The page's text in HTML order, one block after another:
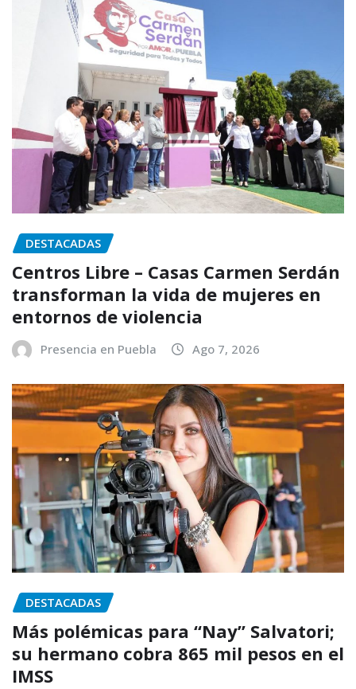
DESTACADAS
Centros Libre – Casas Carmen Serdán
transforman la vida de mujeres en
entornos de violencia
Presencia en Puebla Ago 7, 2026
DESTACADAS
Más polémicas para “Nay” Salvatori;
su hermano cobra 865 mil pesos en el
IMSS